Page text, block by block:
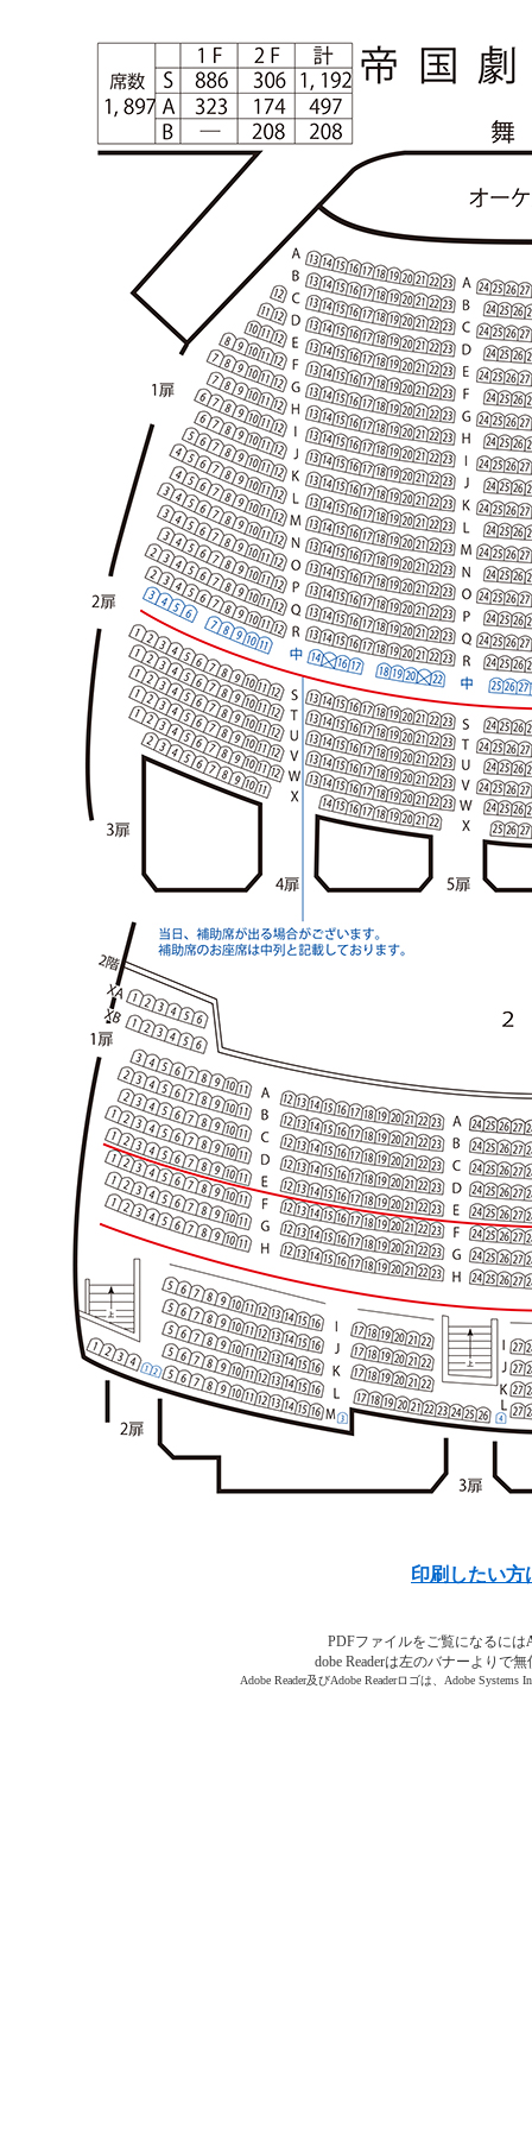
印刷したい方
PDFファイルをご覧になるには
dobe Readerは左のバナーよりで
Adobe Reader及びAdobe Readerロゴは、Adobe